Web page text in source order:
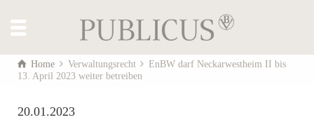
Home Verwaltungsrecht
EnBW darf Neckarwestheim II bis
13. April 2023 weiter betreiben
20.01.2023